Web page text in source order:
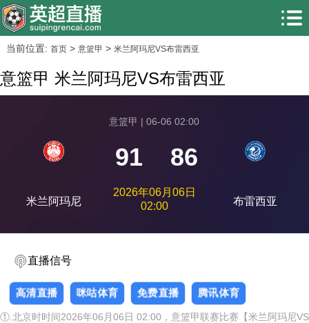
当前位置: 首页> 意篮甲 > 米兰阿玛尼VS布雷西亚
意篮甲 米兰阿玛尼VS布雷西亚
米兰阿玛尼
意篮甲 | 06-06 02:00
91 86
2026年06月06日
02:00
布雷西亚
直播信号
高清直播 咪咕体育 免费直播 腾讯体育
①.北京时时间2026年06月06日 02:00，意篮甲联赛比赛【米兰阿玛尼VS